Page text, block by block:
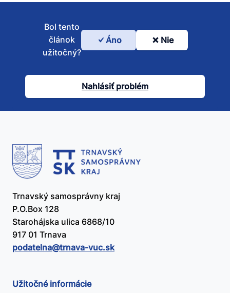
Bol
článok
užitočný?
Bol tento
článok
užitočný?
Áno Nie
Nahlásiť problém
Trnavský samosprávny kraj
P.O.Box 128
Starohájska ulica 6868/10
917 01 Trnava
podatelna@​trnava-vuc.sk
Užitočné informácie